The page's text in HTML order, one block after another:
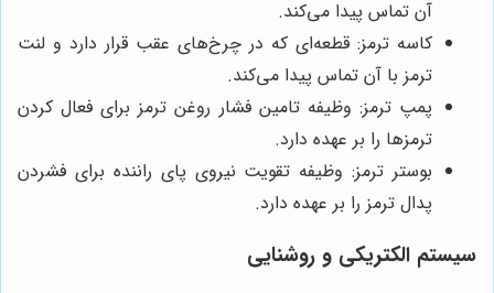
آن تماس پیدا می‌کند.
کاسه ترمز: قطعه‌ای که در چرخ‌های عقب قرار دارد و لنت
ترمز با آن تماس پیدا می‌کند.
پمپ ترمز: وظیفه تامین فشار روغن ترمز برای فعال کردن
ترمزها را بر عهده دارد.
بوستر ترمز: وظیفه تقویت نیروی پای راننده برای فشردن
پدال ترمز را بر عهده دارد.
سیستم الکتریکی و روشنایی